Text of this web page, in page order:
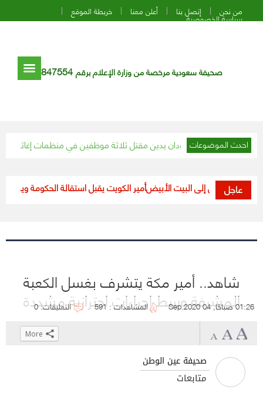
من نحن إتصل بنا أعلن معنا خريطة الموقع
سياسة الخصوصية
صحيفة سعودية مرخصة من وزارة الإعلام برقم 847554
احدث الموضوعات
المتحدة في السودان يدين مقتل ثلاثة موظفين في منظمات إغاثة بدارفور
عاجل
بايدن يدخل إلى البيت الأبيضأمير الكويت يقبل استقالة الحكومة ويدعوها
شاهد.. أمير مكة يتشرف بغسل الكعبة
المشرفة وسط إجراءات احترازية مشددة01:26 صباحًا, 04 Sep 2020 المشاهدات : 591 التعليقات: 0
صحيفة عين الوطن
متابعات
Click
More